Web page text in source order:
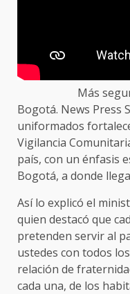
Más
Bogotá. News Press
uniformados
Vigilancia
país, con un énfasis
Bogotá, a donde
Así lo explicó el
quien destacó que
pretenden servir al
ustedes con todos
relación de
cada una, de los